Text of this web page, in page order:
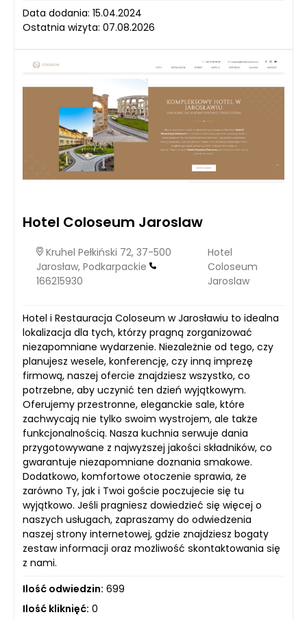
Data dodania: 15.04.2024
Ostatnia wizyta: 07.08.2026
Hotel Coloseum Jaroslaw
Kruhel Pełkiński 72, 37-500
Jarosław, Podkarpackie
166215930
Hotel
Coloseum
Jaroslaw
Hotel i Restauracja Coloseum w Jarosławiu to idealna
lokalizacja dla tych, którzy pragną zorganizować
niezapomniane wydarzenie. Niezależnie od tego, czy
planujesz wesele, konferencję, czy inną imprezę
firmową, naszej ofercie znajdziesz wszystko, co
potrzebne, aby uczynić ten dzień wyjątkowym.
Oferujemy przestronne, eleganckie sale, które
zachwycają nie tylko swoim wystrojem, ale także
funkcjonalnością. Nasza kuchnia serwuje dania
przygotowywane z najwyższej jakości składników, co
gwarantuje niezapomniane doznania smakowe.
Dodatkowo, komfortowe otoczenie sprawia, że
zarówno Ty, jak i Twoi goście poczujecie się tu
wyjątkowo. Jeśli pragniesz dowiedzieć się więcej o
naszych usługach, zapraszamy do odwiedzenia
naszej strony internetowej, gdzie znajdziesz bogaty
zestaw informacji oraz możliwość skontaktowania się
z nami.
Ilość odwiedzin: 699
Ilość kliknięć: 0